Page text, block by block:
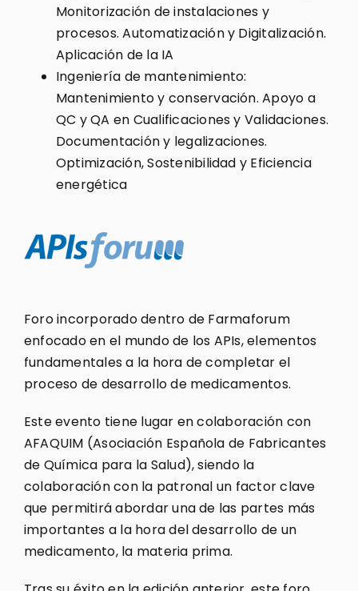
Monitorización de instalaciones y
procesos. Automatización y Digitalización.
Aplicación de la IA
Ingeniería de mantenimiento:
Mantenimiento y conservación. Apoyo a
QC y QA en Cualificaciones y Validaciones.
Documentación y legalizaciones.
Optimización, Sostenibilidad y Eficiencia
energética
Foro incorporado dentro de Farmaforum
enfocado en el mundo de los APIs, elementos
fundamentales a la hora de completar el
proceso de desarrollo de medicamentos.
Este evento tiene lugar en colaboración con
AFAQUIM (Asociación Española de Fabricantes
de Química para la Salud), siendo la
colaboración con la patronal un factor clave
que permitirá abordar una de las partes más
importantes a la hora del desarrollo de un
medicamento, la materia prima.